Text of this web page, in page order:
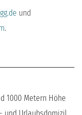
und
.
1000 Metern Höhe